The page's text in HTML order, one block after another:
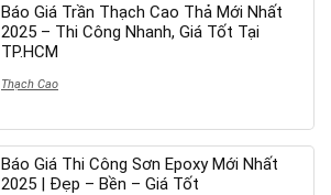
Báo Giá Trần Thạch Cao Thả Mới Nhất
2025 – Thi Công Nhanh, Giá Tốt Tại
TP.HCM
Thạch Cao
Báo Giá Thi Công Sơn Epoxy Mới Nhất
2025 | Đẹp – Bền – Giá Tốt